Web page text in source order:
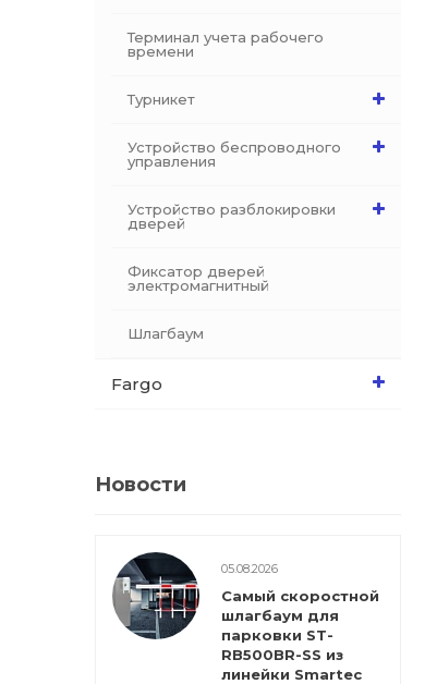
Терминал учета рабочего
времени
Турникет
Устройство беспроводного
управления
Устройство разблокировки
дверей
Фиксатор дверей
электромагнитный
Шлагбаум
Fargo
Новости
05.08.2026
Самый скоростной
шлагбаум для
парковки ST-
RB500BR-SS из
линейки Smartec